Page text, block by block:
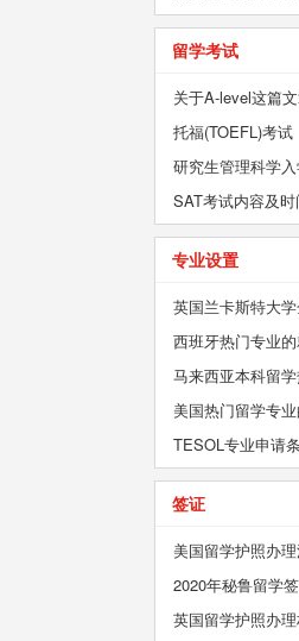
入学要求
留学考试
关于A-level这篇
托福(TOEFL)考试
研究生管理科学
SAT考试内容及
专业设置
英国兰卡斯特大
西班牙热门专业
马来西亚本科留
美国热门留学专
TESOL专业申请
请难度大不大
签证
美国留学护照办
2020年秘鲁留学
英国留学护照办